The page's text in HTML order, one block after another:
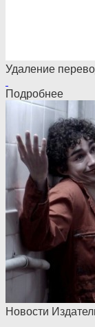
Удаление
Подробнее
Новости